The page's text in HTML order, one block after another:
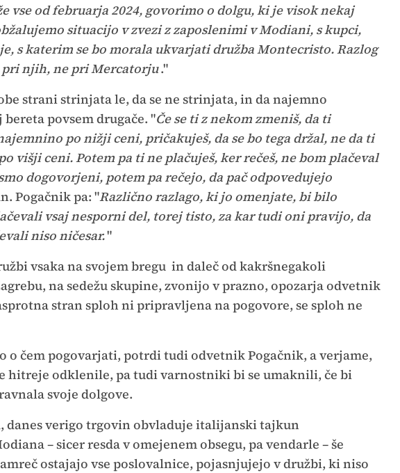
vse od februarja 2024, govorimo o dolgu, ki je visok nekaj
situacijo v zvezi z zaposlenimi v Modiani, s kupci,
s katerim se bo morala ukvarjati družba Montecristo. Razlog
njih, ne pri Mercatorju."
strani strinjata le, da se ne strinjata, in da najemno
povsem drugače. "Če se ti z nekom zmeniš, da ti
po nižji ceni, pričakuješ, da se bo tega držal, ne da ti
višji ceni. Potem pa ti ne plačuješ, ker rečeš, ne bom plačeval
dogovorjeni, potem pa rečejo, da pač odpovedujejo
Pogačnik pa: "Različno razlago, ki jo omenjate, bi bilo
vsaj nesporni del, torej tisto, za kar tudi oni pravijo, da
niso ničesar."
vsaka na svojem bregu in daleč od kakršnegakoli
na sedežu skupine, zvonijo v prazno, opozarja odvetnik
stran sploh ni pripravljena na pogovore, se sploh ne
o čem pogovarjati, potrdi tudi odvetnik Pogačnik, a verjame,
hitreje odklenile, pa tudi varnostniki bi se umaknili, če bi
svoje dolgove.
danes verigo trgovin obvladuje italijanski tajkun
– sicer resda v omejenem obsegu, pa vendarle – še
ostajajo vse poslovalnice, pojasnjujejo v družbi, ki niso